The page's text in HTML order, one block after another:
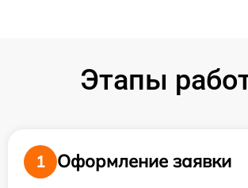
Этапы
1
Оформление заявки